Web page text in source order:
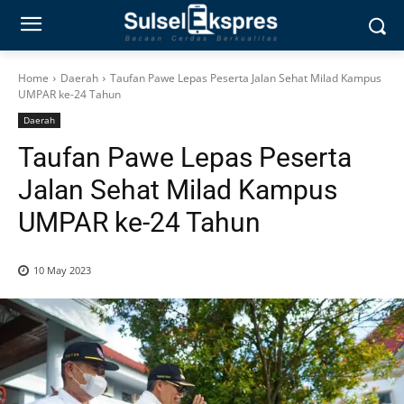
Home Daerah
Taufan Pawe Lepas Peserta Jalan Sehat Milad Kampus
UMPAR ke-24 Tahun
Daerah
Taufan Pawe Lepas Peserta
Jalan Sehat Milad Kampus
UMPAR ke-24 Tahun
10 May 2023